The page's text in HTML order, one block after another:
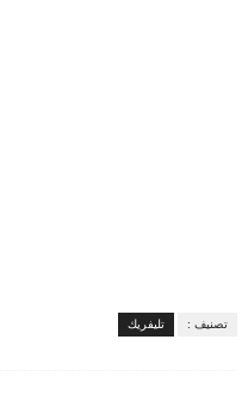
تصنيف : تليفريك